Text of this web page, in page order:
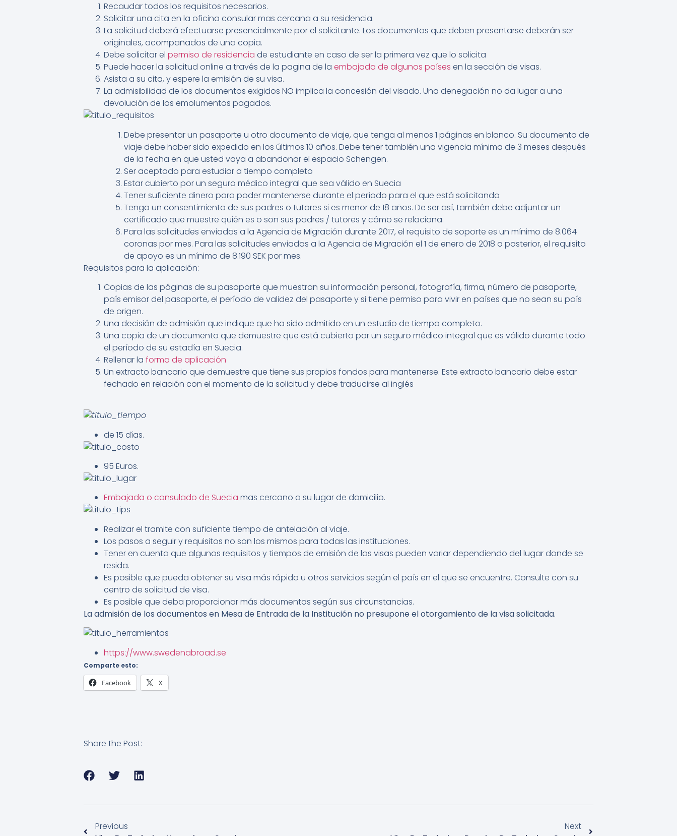
Recaudar todos los requisitos necesarios.
Solicitar una cita en la oficina consular mas cercana a su residencia.
La solicitud deberá efectuarse presencialmente por el solicitante. Los documentos que deben presentarse deberán ser
originales, acompañados de una copia.
Debe solicitar el permiso de residencia de estudiante en caso de ser la primera vez que lo solicita
Puede hacer la solicitud online a través de la pagina de la embajada de algunos países en la sección de visas.
Asista a su cita, y espere la emisión de su visa.
La admisibilidad de los documentos exigidos NO implica la concesión del visado. Una denegación no da lugar a una
devolución de los emolumentos pagados.
Debe presentar un pasaporte u otro documento de viaje, que tenga al menos 1 páginas en blanco. Su documento de
viaje debe haber sido expedido en los últimos 10 años. Debe tener también una vigencia mínima de 3 meses después
de la fecha en que usted vaya a abandonar el espacio Schengen.
Ser aceptado para estudiar a tiempo completo
Estar cubierto por un seguro médico integral que sea válido en Suecia
Tener suficiente dinero para poder mantenerse durante el período para el que está solicitando
Tenga un consentimiento de sus padres o tutores si es menor de 18 años. De ser así, también debe adjuntar un
certificado que muestre quién es o son sus padres / tutores y cómo se relaciona.
Para las solicitudes enviadas a la Agencia de Migración durante 2017, el requisito de soporte es un mínimo de 8.064
coronas por mes. Para las solicitudes enviadas a la Agencia de Migración el 1 de enero de 2018 o posterior, el requisito
de apoyo es un mínimo de 8.190 SEK por mes.
Requisitos para la aplicación:
Copias de las páginas de su pasaporte que muestran su información personal, fotografía, firma, número de pasaporte,
país emisor del pasaporte, el período de validez del pasaporte y si tiene permiso para vivir en países que no sean su país
de origen.
Una decisión de admisión que indique que ha sido admitido en un estudio de tiempo completo.
Una copia de un documento que demuestre que está cubierto por un seguro médico integral que es válido durante todo
el período de su estadía en Suecia.
Rellenar la forma de aplicación
Un extracto bancario que demuestre que tiene sus propios fondos para mantenerse. Este extracto bancario debe estar
fechado en relación con el momento de la solicitud y debe traducirse al inglés
de 15 días.
95 Euros.
Embajada o consulado de Suecia mas cercano a su lugar de domicilio.
Realizar el tramite con suficiente tiempo de antelación al viaje.
Los pasos a seguir y requisitos no son los mismos para todas las instituciones.
Tener en cuenta que algunos requisitos y tiempos de emisión de las visas pueden variar dependiendo del lugar donde se
resida.
Es posible que pueda obtener su visa más rápido u otros servicios según el país en el que se encuentre. Consulte con su
centro de solicitud de visa.
Es posible que deba proporcionar más documentos según sus circunstancias.
La admisión de los documentos en Mesa de Entrada de la Institución no presupone el otorgamiento de la visa solicitada.
https://www.swedenabroad.se
Comparte esto:
Facebook X
Share the Post:
Previous
Next